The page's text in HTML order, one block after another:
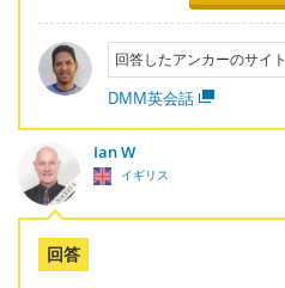
回答したアンカーのサイト
DMM英会話
Ian W
イギリス
回答